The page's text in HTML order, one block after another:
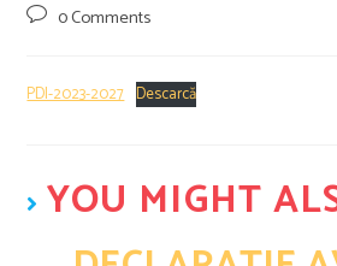
0 Comments
PDI-2023-2027 Descarcă
YOU MIGHT